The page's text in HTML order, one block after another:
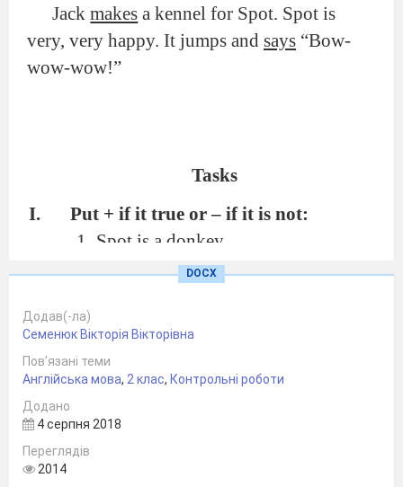
Jackmakes a kennel for Spot. Spot is
very, very happy. It jumps and says “Bow-
wow-wow!”
Tasks
Put + if it true or – if it is not:
Spot is a donkey.
Spot is black and white.
The boy has got a train.
The train is blue and yellow.
Jack has got …
DOCX
Додав(-ла)
Семенюк Вікторія Вікторівна
Пов’язані теми
Англійська мова, 2 клас, Контрольні роботи
Додано
4 серпня 2018
Переглядів
2014